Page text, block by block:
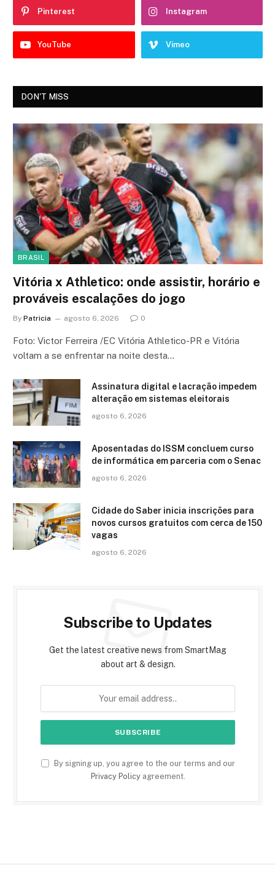
Pinterest Instagram
YouTube Vimeo
DON'T MISS
BRASIL
Vitória x Athletico: onde assistir, horário e
prováveis escalações do jogo
By Patricia agosto 6, 2026 0
Foto: Victor Ferreira /EC Vitória Athletico-PR e Vitória
voltam a se enfrentar na noite desta…
Assinatura digital e lacração impedem
alteração em sistemas eleitorais
agosto 6, 2026
Aposentadas do ISSM concluem curso
de informática em parceria com o Senac
agosto 6, 2026
Cidade do Saber inicia inscrições para
novos cursos gratuitos com cerca de 150
vagas
agosto 6, 2026
Subscribe to Updates
Get the latest creative news from SmartMag
about art & design.
By signing up, you agree to the our terms and our
Privacy Policyagreement.